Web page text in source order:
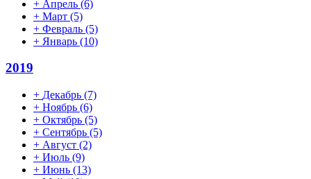
+ Апрель (6)
+ Март (5)
+ Февраль (5)
+ Январь (10)
2019
+ Декабрь (7)
+ Ноябрь (6)
+ Октябрь (5)
+ Сентябрь (5)
+ Август (2)
+ Июль (9)
+ Июнь (13)